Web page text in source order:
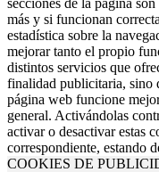
secciones de la página
más y si funcionan
estadística sobre la
mejorar tanto el propio
distintos servicios que
finalidad publicitaria, sino
página web funcione
general. Activándolas
activar o desactivar estas
correspondiente, estando
COOKIES DE